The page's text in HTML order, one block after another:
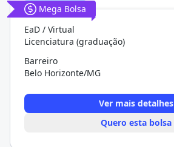
Mega Bolsa
EaD / Virtual
Licenciatura (graduação)
Barreiro
Belo Horizonte/MG
Ver mais detalhes
Quero esta bolsa